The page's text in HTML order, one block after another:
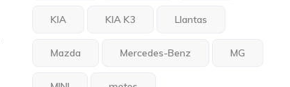
KIA KIA K3 Llantas
Mazda Mercedes-Benz MG